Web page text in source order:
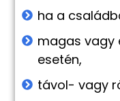
ha a
magas vagy
esetén,
távol- vagy